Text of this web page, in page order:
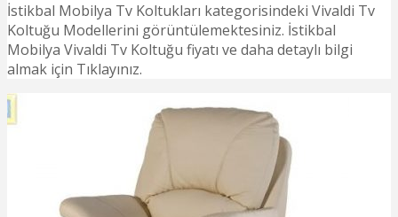
İstikbal Mobilya Tv Koltukları kategorisindeki Vivaldi Tv
Koltuğu Modellerini görüntülemektesiniz. İstikbal
Mobilya Vivaldi Tv Koltuğu fiyatı ve daha detaylı bilgi
almak için Tıklayınız.